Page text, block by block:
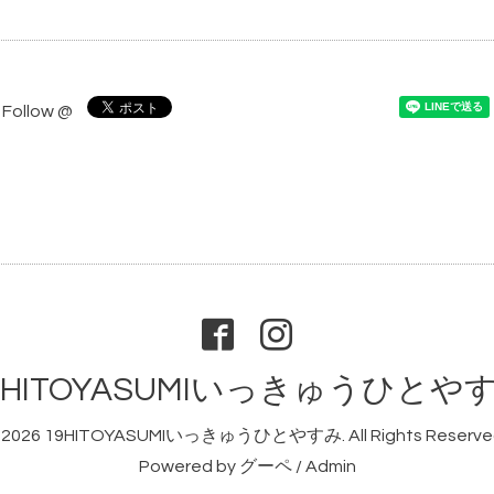
Follow @
いっきゅうひとや
19HITOYASUMIいっきゅうひとやすみ . All Rights
Powered by グーペ/Admin